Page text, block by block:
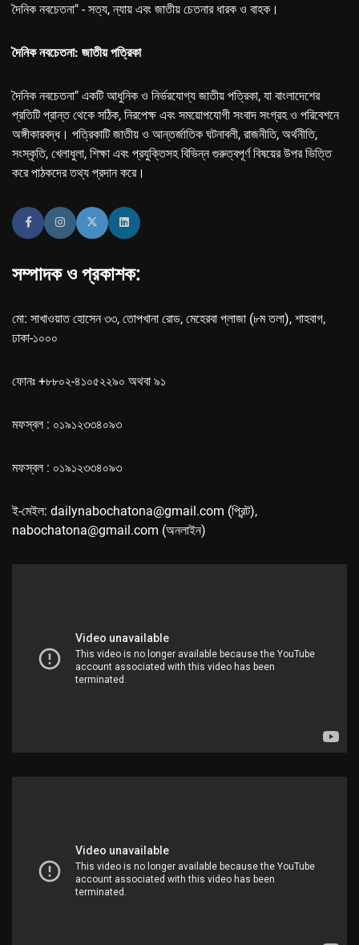
দৈনিক নবচেতনা" - সত্য, ন্যায় এবং জাতীয় চেতনার ধারক ও বাহক।
দৈনিক নবচেতনা: জাতীয় পত্রিকা
দৈনিক নবচেতনা" একটি আধুনিক ও নির্ভরযোগ্য জাতীয় পত্রিকা, যা বাংলাদেশের
প্রতিটি প্রান্ত থেকে সঠিক, নিরপেক্ষ এবং সময়োপযোগী সংবাদ সংগ্রহ ও পরিবেশনে
অঙ্গীকারবদ্ধ। পত্রিকাটি জাতীয় ও আন্তর্জাতিক ঘটনাবলী, রাজনীতি, অর্থনীতি,
সংস্কৃতি, খেলাধুলা, শিক্ষা এবং প্রযুক্তিসহ বিভিন্ন গুরুত্বপূর্ণ বিষয়ের উপর ভিত্তি
করে পাঠকদের তথ্য প্রদান করে।
সম্পাদক ও প্রকাশক:
মো: সাখাওয়াত হোসেন ৩৩, তোপখানা রোড, মেহেরবা প্লাজা (৮ম তলা), শাহবাগ,
ঢাকা-১০০০
ফোনঃ +৮৮০২-৪১০৫২২৯০ অথবা ৯১
মফস্বল : ০১৯১২৩৩৪০৯৩
মফস্বল : ০১৯১২৩৩৪০৯৩
ই-মেইল: dailynabochatona@gmail.com (প্রিন্ট),
nabochatona@gmail.com (অনলাইন)